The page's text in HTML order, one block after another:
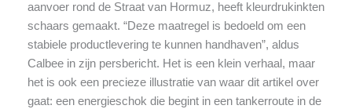
aanvoer rond de Straat van Hormuz, heeft kleurdrukinkten
schaars gemaakt. “Deze maatregel is bedoeld om een
stabiele productlevering te kunnen handhaven”, aldus
Calbee in zijn persbericht. Het is een klein verhaal, maar
het is ook een precieze illustratie van waar dit artikel over
gaat: een energieschok die begint in een tankerroute in de